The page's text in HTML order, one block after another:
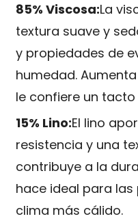
85% Viscosa:La
textura suave y
y propiedades de
humedad.
le confiere un
15% Lino:El lino
resistencia y una
contribuye a la
hace ideal para
clima más cálido.